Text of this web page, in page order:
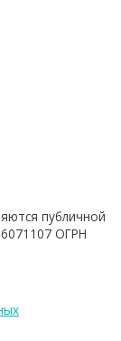
публичной
ОГРН